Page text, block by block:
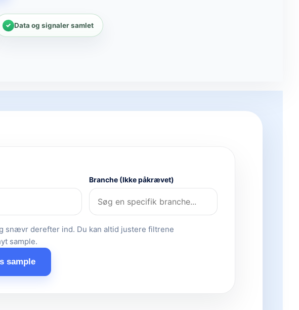
Data og signaler samlet
Branche (Ikke påkrævet)
snævr derefter ind. Du kan altid justere filtrene
sample.
sample